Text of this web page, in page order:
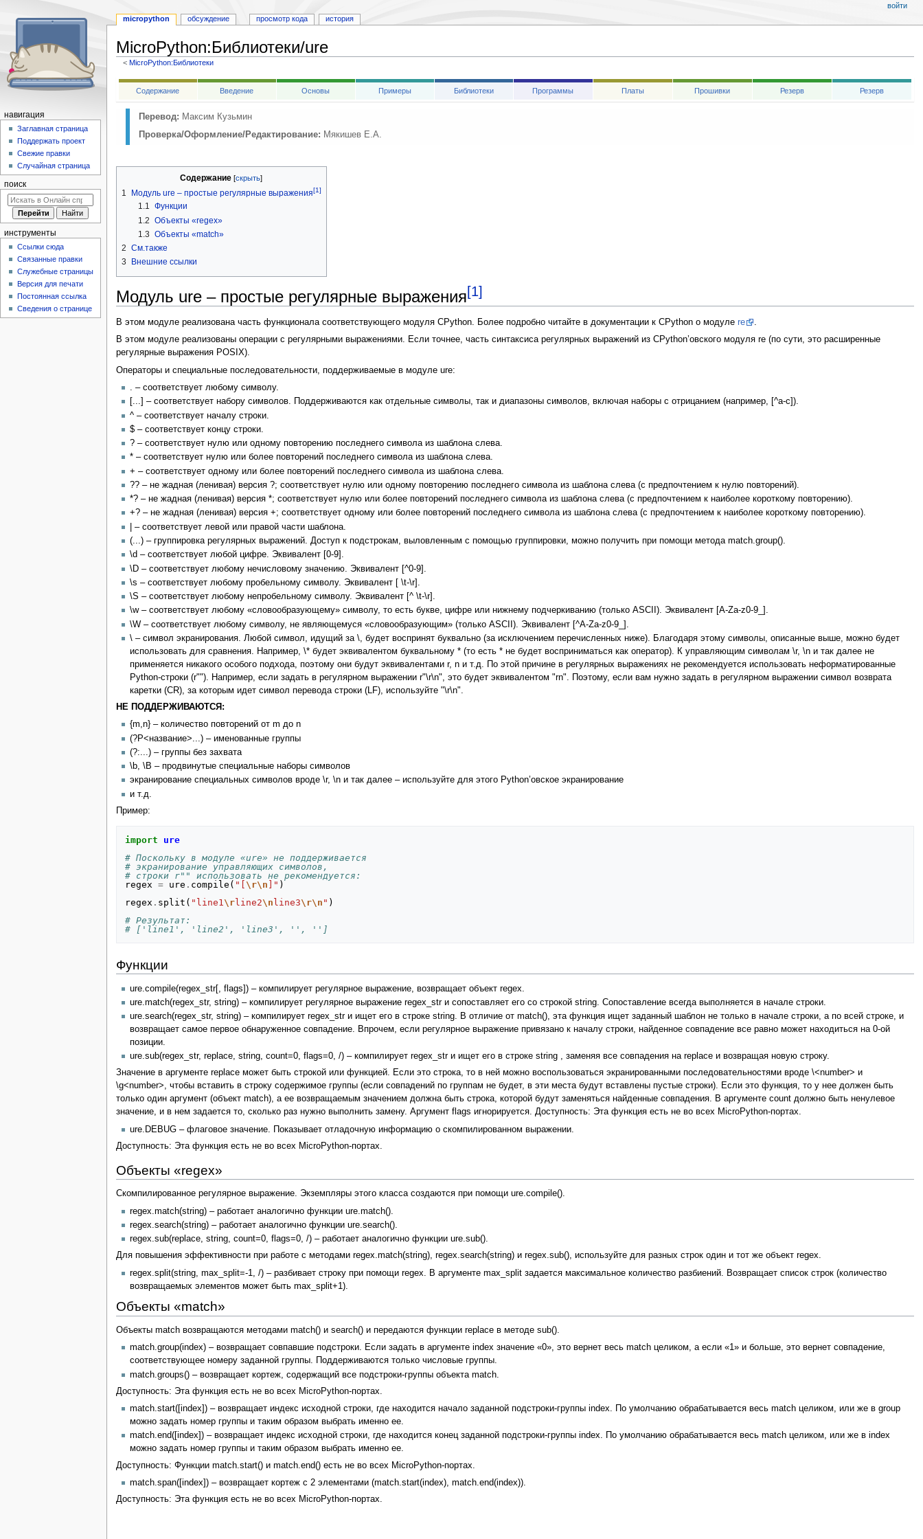
MicroPython:Библиотеки/ure
< MicroPython:Библиотеки
Перейти
навигации
Перейти
поиску
Содержание Введение Основы Примеры Библиотеки Программы Платы Прошивки Резерв Резерв
Перевод: Максим Кузьмин
Проверка/Оформление/Редактирование: Мякишев Е.А.
Содержание
1
Модуль ure – простые регулярные выражения[1]
1.1 Функции
1.2 Объекты «regex»
1.3 Объекты «match»
2 См.также
3
Внешние ссылки
Модуль ure – простые регулярные выражения[1]
В этом модуле реализована часть функционала соответствующего модуля CPython. Более подробно читайте в документации к CPython о модуле re
.
В этом модуле реализованы операции с регулярными выражениями. Если точнее, часть синтаксиса регулярных выражений из CPython’овского модуля re (по сути, это расширенные
регулярные выражения POSIX).
Операторы и специальные последовательности, поддерживаемые в модуле ure:
. – соответствует любому символу.
[...] – соответствует набору символов. Поддерживаются как отдельные символы, так и диапазоны символов, включая наборы с отрицанием (например, [^a-c]).
^ – соответствует началу строки.
$ – соответствует концу строки.
? – соответствует нулю или одному повторению последнего символа из шаблона слева.
* – соответствует нулю или более повторений последнего символа из шаблона слева.
+ – соответствует одному или более повторений последнего символа из шаблона слева.
?? – не жадная (ленивая) версия ?; соответствует нулю или одному повторению последнего символа из шаблона слева (с предпочтением к нулю повторений).
*? – не жадная (ленивая) версия *; соответствует нулю или более повторений последнего символа из шаблона слева (с предпочтением к наиболее короткому повторению).
+? – не жадная (ленивая) версия +; соответствует одному или более повторений последнего символа из шаблона слева (с предпочтением к наиболее короткому повторению).
| – соответствует левой или правой части шаблона.
(...) – группировка регулярных выражений. Доступ к подстрокам, выловленным с помощью группировки, можно получить при помощи метода match.group().
\d – соответствует любой цифре. Эквивалент [0-9].
\D – соответствует любому нечисловому значению. Эквивалент [^0-9].
\s – соответствует любому пробельному символу. Эквивалент [ \t-\r].
\S – соответствует любому непробельному символу. Эквивалент [^ \t-\r].
\w – соответствует любому «словообразующему» символу, то есть букве, цифре или нижнему подчеркиванию (только ASCII). Эквивалент [A-Za-z0-9_].
\W – соответствует любому символу, не являющемуся «словообразующим» (только ASCII). Эквивалент [^A-Za-z0-9_].
\ – символ экранирования. Любой символ, идущий за \, будет воспринят буквально (за исключением перечисленных ниже). Благодаря этому символы, описанные выше, можно будет
использовать для сравнения. Например, \* будет эквивалентом буквальному * (то есть * не будет восприниматься как оператор). К управляющим символам \r, \n и так далее не
применяется никакого особого подхода, поэтому они будут эквивалентами r, n и т.д. По этой причине в регулярных выражениях не рекомендуется использовать неформатированные
Python-строки (r""). Например, если задать в регулярном выражении r"\r\n", это будет эквивалентом "rn". Поэтому, если вам нужно задать в регулярном выражении символ возврата
каретки (CR), за которым идет символ перевода строки (LF), используйте "\r\n".
НЕ ПОДДЕРЖИВАЮТСЯ:
{m,n} – количество повторений от m до n
(?P<название>...) – именованные группы
(?:...) – группы без захвата
\b, \B – продвинутые специальные наборы символов
экранирование специальных символов вроде \r, \n и так далее – используйте для этого Python’овское экранирование
и т.д.
Пример:
import
ure
# Поскольку в модуле «ure» не поддерживается
# экранирование управляющих символов,
# строки r"" использовать не рекомендуется:
regex
= ure . compile ( "[ \r\n ]" )
regex . split ( "line1\rline2\n line3\r\n " )
# Результат:
# ['line1', 'line2', 'line3', '', '']
Функции
ure.compile(regex_str[, flags]) – компилирует регулярное выражение, возвращает объект regex.
ure.match(regex_str, string) – компилирует регулярное выражение regex_str и сопоставляет его со строкой string. Сопоставление всегда выполняется в начале строки.
ure.search(regex_str, string) – компилирует regex_str и ищет его в строке string. В отличие от match(), эта функция ищет заданный шаблон не только в начале строки, а по всей строке, и
возвращает самое первое обнаруженное совпадение. Впрочем, если регулярное выражение привязано к началу строки, найденное совпадение все равно может находиться на 0-ой
позиции.
ure.sub(regex_str, replace, string, count=0, flags=0, /) – компилирует regex_str и ищет его в строке string , заменяя все совпадения на replace и возвращая новую строку.
Значение в аргументе replace может быть строкой или функцией. Если это строка, то в ней можно воспользоваться экранированными последовательностями вроде \<number> и
\g<number>, чтобы вставить в строку содержимое группы (если совпадений по группам не будет, в эти места будут вставлены пустые строки). Если это функция, то у нее должен быть
только один аргумент (объект match), а ее возвращаемым значением должна быть строка, которой будут заменяться найденные совпадения. В аргументе count должно быть ненулевое
значение, и в нем задается то, сколько раз нужно выполнить замену. Аргумент flags игнорируется. Доступность: Эта функция есть не во всех MicroPython-портах.
ure.DEBUG – флаговое значение. Показывает отладочную информацию о скомпилированном выражении.
Доступность: Эта функция есть не во всех MicroPython-портах.
Объекты «regex»
Скомпилированное регулярное выражение. Экземпляры этого класса создаются при помощи ure.compile().
regex.match(string) – работает аналогично функции ure.match().
regex.search(string) – работает аналогично функции ure.search().
regex.sub(replace, string, count=0, flags=0, /) – работает аналогично функции ure.sub().
Для повышения эффективности при работе с методами regex.match(string), regex.search(string) и regex.sub(), используйте для разных строк один и тот же объект regex.
regex.split(string, max_split=-1, /) – разбивает строку при помощи regex. В аргументе max_split задается максимальное количество разбиений. Возвращает список строк (количество
возвращаемых элементов может быть max_split+1).
Объекты «match»
Объекты match возвращаются методами match() и search() и передаются функции replace в методе sub().
match.group(index) – возвращает совпавшие подстроки. Если задать в аргументе index значение «0», это вернет весь match целиком, а если «1» и больше, это вернет совпадение,
соответствующее номеру заданной группы. Поддерживаются только числовые группы.
match.groups() – возвращает кортеж, содержащий все подстроки-группы объекта match.
Доступность: Эта функция есть не во всех MicroPython-портах.
match.start([index]) – возвращает индекс исходной строки, где находится начало заданной подстроки-группы index. По умолчанию обрабатывается весь match целиком, или же в group
можно задать номер группы и таким образом выбрать именно ее.
match.end([index]) – возвращает индекс исходной строки, где находится конец заданной подстроки-группы index. По умолчанию обрабатывается весь match целиком, или же в index
можно задать номер группы и таким образом выбрать именно ее.
Доступность: Функции match.start() и match.end() есть не во всех MicroPython-портах.
match.span([index]) – возвращает кортеж с 2 элементами (match.start(index), match.end(index)).
Доступность: Эта функция есть не во всех MicroPython-портах.
micropython обсуждение просмотр кода история
войти
навигация
Заглавная страница
Поддержать проект
Свежие правки
Случайная страница
поиск
инструменты
Ссылки сюда
Связанные правки
Служебные страницы
Версия для печати
Постоянная ссылка
Сведения о странице